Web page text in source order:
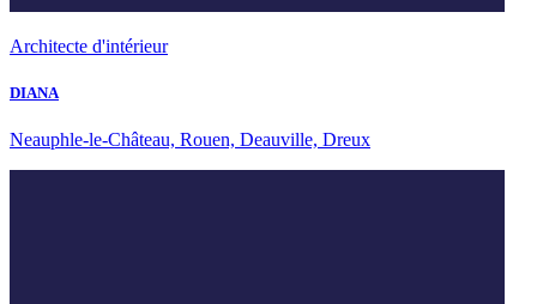
Architecte d'intérieur
DIANA
Neauphle-le-Château, Rouen, Deauville, Dreux